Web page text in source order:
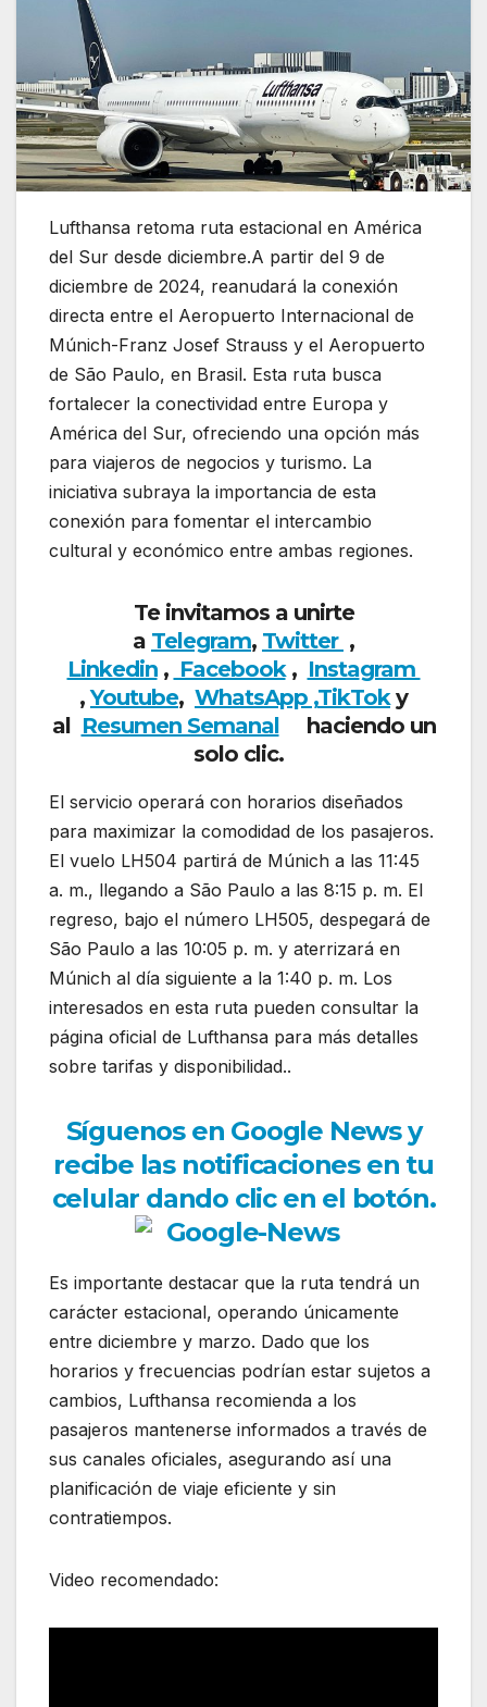
Lufthansa retoma ruta estacional en América
del Sur desde diciembre.A partir del 9 de
diciembre de 2024, reanudará la conexión
directa entre el Aeropuerto Internacional de
Múnich-Franz Josef Strauss y el Aeropuerto
de São Paulo, en Brasil. Esta ruta busca
fortalecer la conectividad entre Europa y
América del Sur, ofreciendo una opción más
para viajeros de negocios y turismo. La
iniciativa subraya la importancia de esta
conexión para fomentar el intercambio
cultural y económico entre ambas regiones.
Te invitamos a unirte
a Telegram, Twitter ,
Linkedin, Facebook, Instagram
,Youtube, WhatsApp ,TikToky
al Resumen Semanalhaciendo un
solo clic.
El servicio operará con horarios diseñados
para maximizar la comodidad de los pasajeros.
El vuelo LH504 partirá de Múnich a las 11:45
a. m., llegando a São Paulo a las 8:15 p. m. El
regreso, bajo el número LH505, despegará de
São Paulo a las 10:05 p. m. y aterrizará en
Múnich al día siguiente a la 1:40 p. m. Los
interesados en esta ruta pueden consultar la
página oficial de Lufthansa para más detalles
sobre tarifas y disponibilidad..
Síguenos en Google News y
recibe las notificaciones en tu
celular dando clic en el botón.
Es importante destacar que la ruta tendrá un
carácter estacional, operando únicamente
entre diciembre y marzo. Dado que los
horarios y frecuencias podrían estar sujetos a
cambios, Lufthansa recomienda a los
pasajeros mantenerse informados a través de
sus canales oficiales, asegurando así una
planificación de viaje eficiente y sin
contratiempos.
Video recomendado: